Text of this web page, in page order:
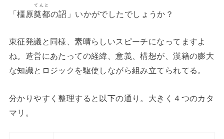
「橿原奠都
てんと
の詔」いかがでしたでしょうか？
東征発議と同様、素晴らしいスピーチになってますよ
ね。造営にあたっての経緯、意義、構想が、漢籍の膨大
な知識とロジックを駆使しながら組み立てられてる。
分かりやすく整理すると以下の通り。大きく４つのカタ
マリ。